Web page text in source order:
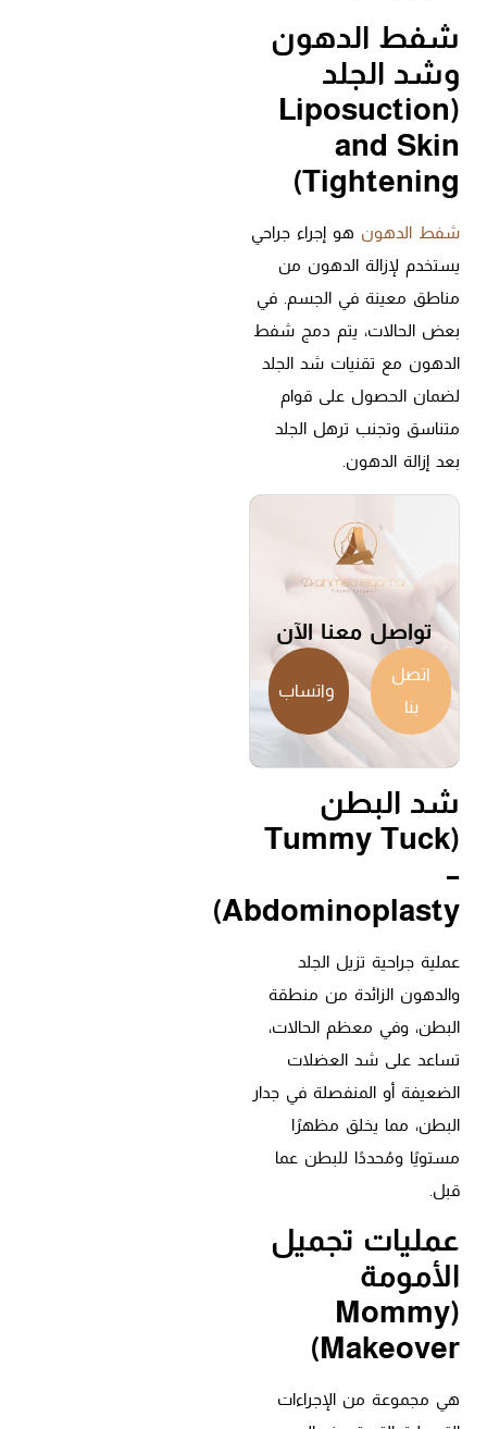
شفط الدهون
وشد الجلد
(Liposuction
and Skin
Tightening)
شفط الدهون هو إجراء جراحي
يستخدم لإزالة الدهون من
مناطق معينة في الجسم. في
بعض الحالات، يتم دمج شفط
الدهون مع تقنيات شد الجلد
لضمان الحصول على قوام
متناسق وتجنب ترهل الجلد
بعد إزالة الدهون.
تواصل معنا الآن
اتصل
بنا
واتساب
شد البطن
(Tummy Tuck
–
Abdominoplasty)
عملية جراحية تزيل الجلد
والدهون الزائدة من منطقة
البطن، وفي معظم الحالات،
تساعد على شد العضلات
الضعيفة أو المنفصلة في جدار
البطن، مما يخلق مظهرًا
مستويًا ومُحددًا للبطن عما
قبل.
عمليات تجميل
الأمومة
(Mommy
Makeover)
هي مجموعة من الإجراءات